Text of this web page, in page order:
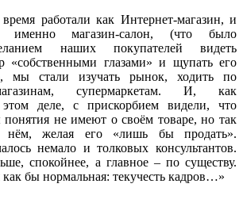
работали как Интернет-магазин, и
именно магазин-салон, (что было
наших покупателей видеть
«собственными глазами» и щупать его
мы стали изучать рынок, ходить по
супермаркетам. И, как
деле, с прискорбием видели, что
понятия не имеют о своём товаре, но так
нём, желая его «лишь бы продать».
немало и толковых консультантов.
спокойнее, а главное – по существу.
бы нормальная: текучесть кадров…»